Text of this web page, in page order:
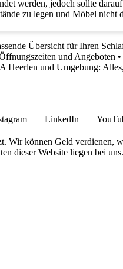
werden, jedoch sollte
zu legen und Möbel
Übersicht für Ihren
und Angeboten •
Heerlen und Umgebung:
LinkedIn
Wir können Geld verdienen,
dieser Website liegen bei